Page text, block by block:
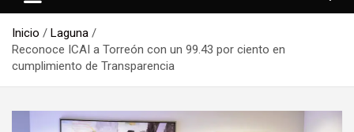
Inicio
Laguna
Reconoce ICAI a Torreón con un 99.43 por ciento en
cumplimiento de Transparencia